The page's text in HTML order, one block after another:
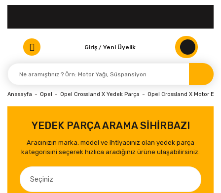
Giriş / Yeni Üyelik
Anasayfa Opel Opel Crossland X Yedek Parça Opel Crossland X Motor
YEDEK PARÇA ARAMA SİHİRBAZI
Aracınızın marka, model ve ihtiyacınız olan yedek parça
kategorisini seçerek hızlıca aradığınız ürüne ulaşabilirsiniz.